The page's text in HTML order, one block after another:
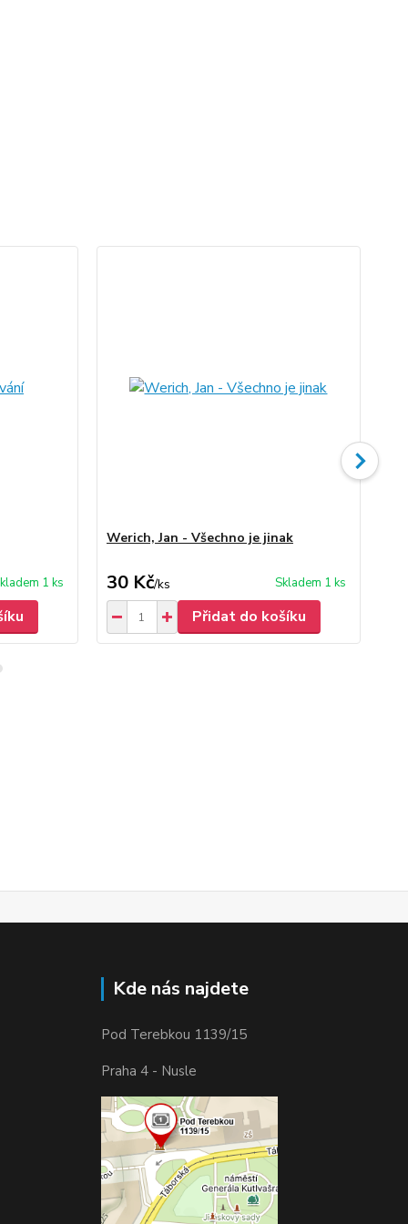
1 ks
Werich, Jan - Všechno je jinak
30 Kč/ks Skladem 1 ks
Přidat do košíku
Kde nás najdete
Pod Terebkou 1139/15
Praha 4 - Nusle